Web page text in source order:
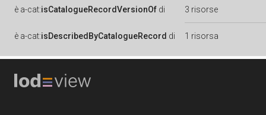
è a-cat:isCatalogueRecordVersionOf di 3 risorse
è a-cat:isDescribedByCatalogueRecord di 1 risorsa